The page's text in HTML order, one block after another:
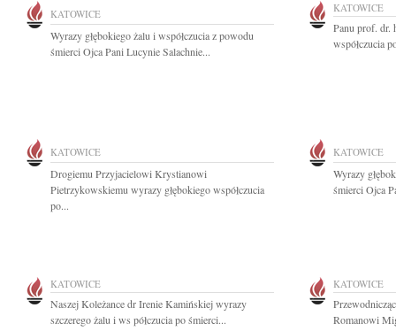
KATOWICE
Wyrazy głębokiego żalu i współczucia z powodu
śmierci Ojca Pani Lucynie Salachnie...
KATOWICE
Panu prof. dr.
współczucia
KATOWICE
Drogiemu Przyjacielowi Krystianowi
Pietrzykowskiemu wyrazy głębokiego współczucia
po...
KATOWICE
Wyrazy
śmierci Ojca
KATOWICE
Naszej Koleżance dr Irenie Kamińskiej wyrazy
szczerego żalu i ws półczucia po śmierci...
KATOWICE
Romanowi